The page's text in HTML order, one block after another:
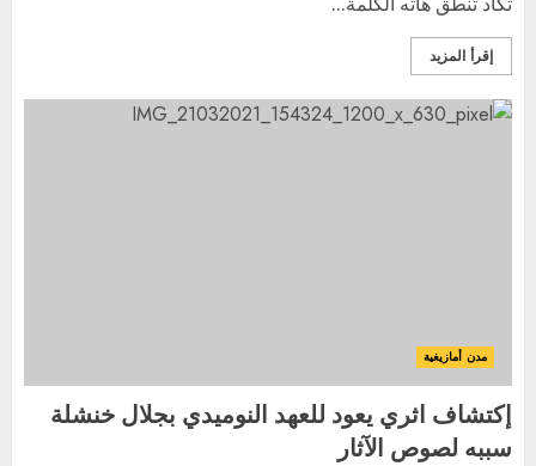
إقرأ المزيد
مدن أمازيغية
إكتشاف اثري يعود للعهد النوميدي بجلال خنشلة
سببه لصوص الآثار